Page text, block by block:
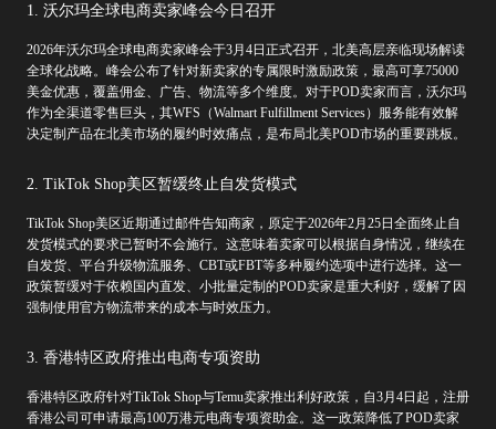
1. 沃尔玛全球电商卖家峰会今日召开
2026年沃尔玛全球电商卖家峰会于3月4日正式召开，北美高层亲临现场解读
全球化战略。峰会公布了针对新卖家的专属限时激励政策，最高可享75000
美金优惠，覆盖佣金、广告、物流等多个维度。对于POD卖家而言，沃尔玛
作为全渠道零售巨头，其WFS（Walmart Fulfillment Services）服务能有效解
决定制产品在北美市场的履约时效痛点，是布局北美POD市场的重要跳板。
2. TikTok Shop美区暂缓终止自发货模式
TikTok Shop美区近期通过邮件告知商家，原定于2026年2月25日全面终止自
发货模式的要求已暂时不会施行。这意味着卖家可以根据自身情况，继续在
自发货、平台升级物流服务、CBT或FBT等多种履约选项中进行选择。这一
政策暂缓对于依赖国内直发、小批量定制的POD卖家是重大利好，缓解了因
强制使用官方物流带来的成本与时效压力。
3. 香港特区政府推出电商专项资助
香港特区政府针对TikTok Shop与Temu卖家推出利好政策，自3月4日起，注册
香港公司可申请最高100万港元电商专项资助金。这一政策降低了POD卖家